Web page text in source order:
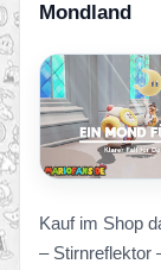
Mondland
Kauf im Shop
– Stirnreflektor